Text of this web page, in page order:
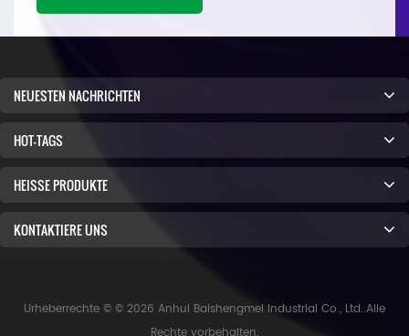
NEUESTEN NACHRICHTEN
HOT-TAGS
HEISSE PRODUKTE
KONTAKTIERE UNS
Urheberrechte © © 2026 Anhui Baishengmei Industrial Co., Ltd..Alle